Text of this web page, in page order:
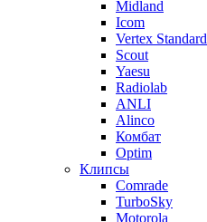
Midland
Icom
Vertex Standard
Scout
Yaesu
Radiolab
ANLI
Alinco
Комбат
Optim
Клипсы
Comrade
TurboSky
Motorola